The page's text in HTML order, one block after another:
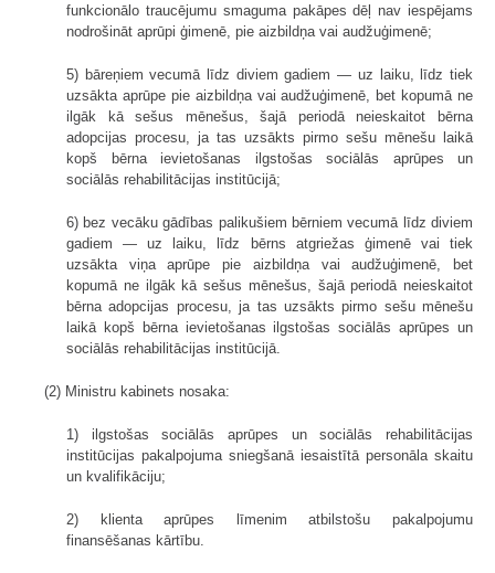
funkcionālo traucējumu smaguma pakāpes dēļ nav iespējams
nodrošināt aprūpi ģimenē, pie aizbildņa vai audžuģimenē;
5) bāreņiem vecumā līdz diviem gadiem — uz laiku, līdz tiek
uzsākta aprūpe pie aizbildņa vai audžuģimenē, bet kopumā ne
ilgāk kā sešus mēnešus, šajā periodā neieskaitot bērna
adopcijas procesu, ja tas uzsākts pirmo sešu mēnešu laikā
kopš bērna ievietošanas ilgstošas sociālās aprūpes un
sociālās rehabilitācijas institūcijā;
6) bez vecāku gādības palikušiem bērniem vecumā līdz diviem
gadiem — uz laiku, līdz bērns atgriežas ģimenē vai tiek
uzsākta viņa aprūpe pie aizbildņa vai audžuģimenē, bet
kopumā ne ilgāk kā sešus mēnešus, šajā periodā neieskaitot
bērna adopcijas procesu, ja tas uzsākts pirmo sešu mēnešu
laikā kopš bērna ievietošanas ilgstošas sociālās aprūpes un
sociālās rehabilitācijas institūcijā.
(2) Ministru kabinets nosaka:
1) ilgstošas sociālās aprūpes un sociālās rehabilitācijas
institūcijas pakalpojuma sniegšanā iesaistītā personāla skaitu
un kvalifikāciju;
2) klienta aprūpes līmenim atbilstošu pakalpojumu
finansēšanas kārtību.